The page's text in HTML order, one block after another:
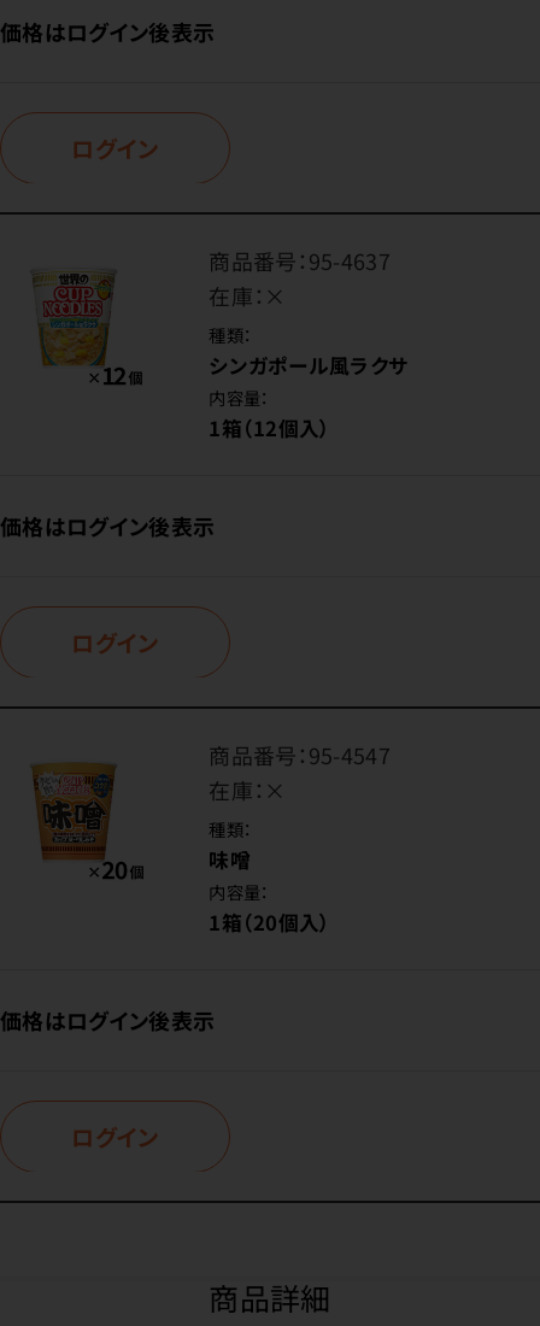
価格はログイン後表示
ログイン
商品番号：95-4637
在庫： ×
種類：
シンガポール風ラクサ
内容量：
1箱（12個入）
価格はログイン後表示
ログイン
商品番号：95-4547
在庫： ×
種類：
味噌
内容量：
1箱（20個入）
価格はログイン後表示
ログイン
商品詳細